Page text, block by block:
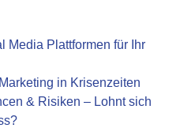
Media Plattformen für Ihr
in Krisenzeiten
& Risiken – Lohnt sich